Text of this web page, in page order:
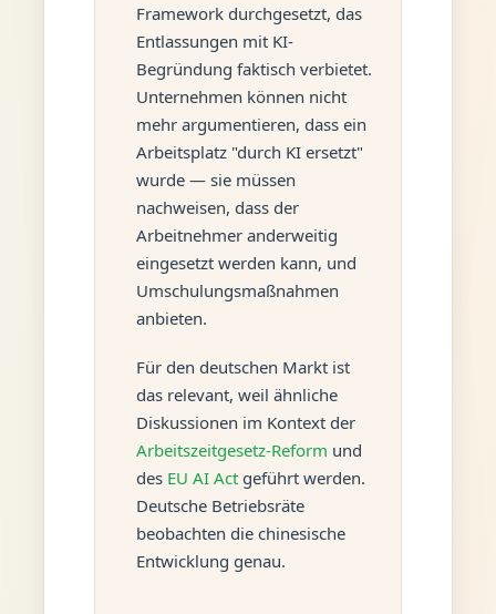
Framework durchgesetzt, das
Entlassungen mit KI-
Begründung faktisch verbietet.
Unternehmen können nicht
mehr argumentieren, dass ein
Arbeitsplatz "durch KI ersetzt"
wurde — sie müssen
nachweisen, dass der
Arbeitnehmer anderweitig
eingesetzt werden kann, und
Umschulungsmaßnahmen
anbieten.
Für den deutschen Markt ist
das relevant, weil ähnliche
Diskussionen im Kontext der
Arbeitszeitgesetz-Reform und
des EU AI Act geführt werden.
Deutsche Betriebsräte
beobachten die chinesische
Entwicklung genau.